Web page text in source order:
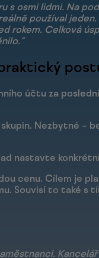
s osmi lidmi. Na
používal
rokem. Celková
účtu za
Nezbytné –
nastavte
cenu. Cílem je
Souvisí to také s